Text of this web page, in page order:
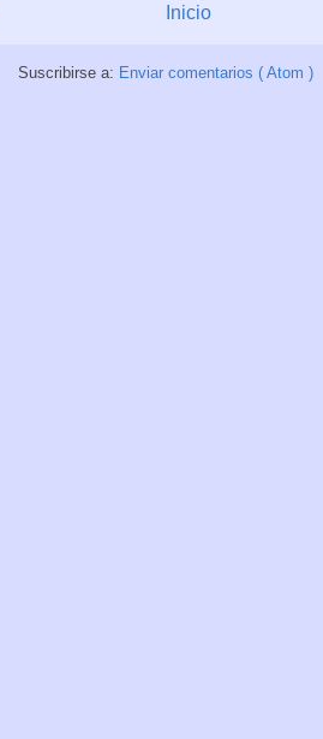
Inicio
Suscribirse a: Enviar comentarios ( Atom )